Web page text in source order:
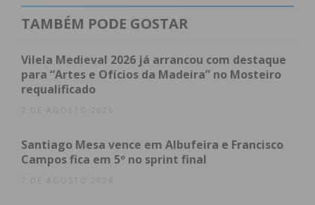
SNS 24 o prémio Enfermeiro do Ano. Na cerimónia
serviço telefónico do Sistema Nacional de Saúde
(SNS) foi reconhecido pelo apoio que presta à
população.
carrega uma carga simbólica, premeia a equipa da
Linha de Saúde SNS 24, que “tem contribuído para
TAMBÉM PODE GOSTAR
Vilela Medieval 2026 já arrancou com destaque
para “Artes e Ofícios da Madeira” no Mosteiro
requalificado
7 DE AGOSTO 2026
Santiago Mesa vence em Albufeira e Francisco
Campos fica em 5º no sprint final
7 DE AGOSTO 2026